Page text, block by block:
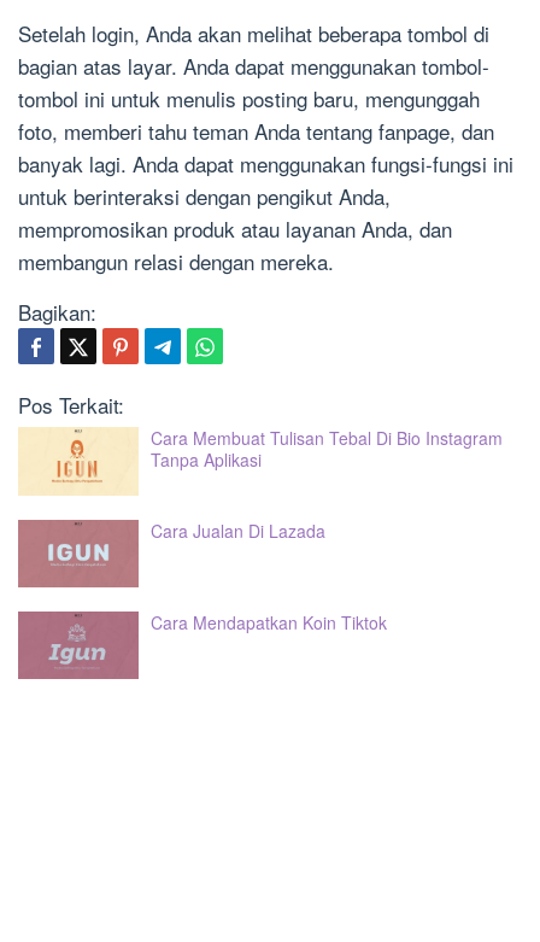
Setelah login, Anda akan melihat beberapa tombol di
bagian atas layar. Anda dapat menggunakan tombol-
tombol ini untuk menulis posting baru, mengunggah
foto, memberi tahu teman Anda tentang fanpage, dan
banyak lagi. Anda dapat menggunakan fungsi-fungsi ini
untuk berinteraksi dengan pengikut Anda,
mempromosikan produk atau layanan Anda, dan
membangun relasi dengan mereka.
Bagikan:
Pos Terkait:
Cara Membuat Tulisan Tebal Di Bio Instagram
Tanpa Aplikasi
Cara Jualan Di Lazada
Cara Mendapatkan Koin Tiktok